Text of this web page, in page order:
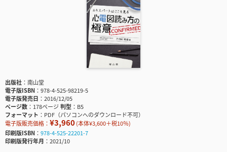
出版社
南山堂
電子版ISBN
978-4-525-98219-5
電子版発売日
2016/12/05
ページ数
178ページ判型
B5
フォーマット
PDF（パソコンへのダウンロード不可）
電子版販売価格： ¥3,960(本体¥3,600＋税10％)
印刷版ISBN
978-4-525-22201-7
印刷版発行年月
2021/10